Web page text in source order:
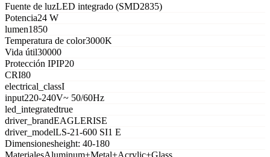
Fuente de luzLED integrado (SMD2835)
Potencia24 W
lumen1850
Temperatura de color3000K
Vida útil30000
Protección IPIP20
CRI80
electrical_classI
input220-240V~ 50/60Hz
led_integratedtrue
driver_brandEAGLERISE
driver_modelLS-21-600 SI1 E
Dimensionesheight: 40-180
MaterialesAluminum+Metal+Acrylic+Glass